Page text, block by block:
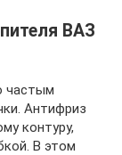
ВАЗ
частым
Антифриз
контуру,
В этом